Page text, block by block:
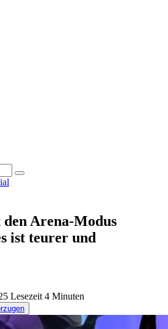
Arena-Modus
ist teurer und
Lesezeit 4 Minuten